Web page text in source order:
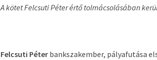
A kötet Felcsuti Péter értő tolmácsolásában
Felcsuti Péter bankszakember, pályafutása